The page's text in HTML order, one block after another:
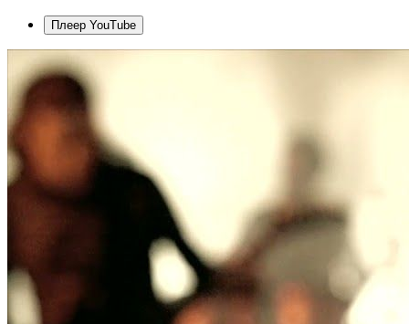
Плеер YouTube